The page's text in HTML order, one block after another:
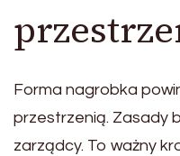
Forma nagrobka
przestrzenią. Zasady
zarządcy. To ważny